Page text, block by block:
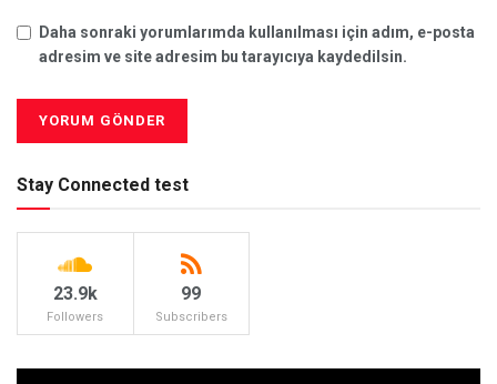
Daha sonraki yorumlarımda kullanılması için adım, e-posta
adresim ve site adresim bu tarayıcıya kaydedilsin.
Stay Connected test
23.9k
Followers
99
Subscribers